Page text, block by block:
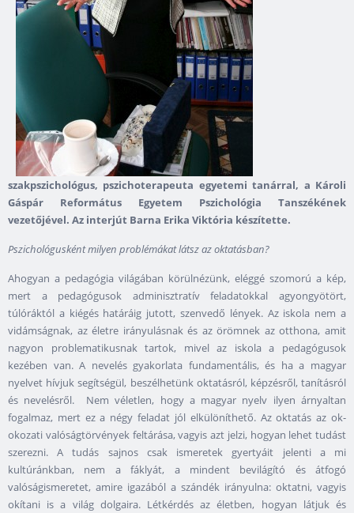
szakpszichológus, pszichoterapeuta egyetemi tanárral, a Károli
Gáspár Református Egyetem Pszichológia Tanszékének
vezetőjével. Az interjút Barna Erika Viktória készítette.
Pszichológusként milyen problémákat látsz az oktatásban?
Ahogyan a pedagógia világában körülnézünk, eléggé szomorú a kép,
mert a pedagógusok adminisztratív feladatokkal agyongyötört,
túlóráktól a kiégés határáig jutott, szenvedő lények. Az iskola nem a
vidámságnak, az életre irányulásnak és az örömnek az otthona, amit
nagyon problematikusnak tartok, mivel az iskola a pedagógusok
kezében van. A nevelés gyakorlata fundamentális, és ha a magyar
nyelvet hívjuk segítségül, beszélhetünk oktatásról, képzésről, tanításról
és nevelésről. Nem véletlen, hogy a magyar nyelv ilyen árnyaltan
fogalmaz, mert ez a négy feladat jól elkülöníthető. Az oktatás az ok-
okozati valóságtörvények feltárása, vagyis azt jelzi, hogyan lehet tudást
szerezni. A tudás sajnos csak ismeretek gyertyáit jelenti a mi
kultúránkban, nem a fáklyát, a mindent bevilágító és átfogó
valóságismeretet, amire igazából a szándék irányulna: oktatni, vagyis
okítani is a világ dolgaira. Létkérdés az életben, hogyan látjuk és